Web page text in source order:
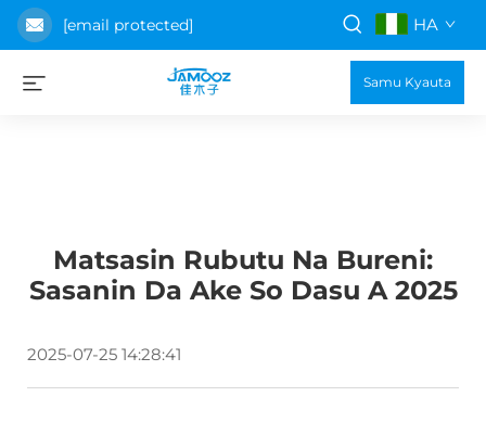
[email protected] HA
Samu Kyauta
Matsasin Rubutu Na Bureni:
Sasanin Da Ake So Dasu A 2025
2025-07-25 14:28:41